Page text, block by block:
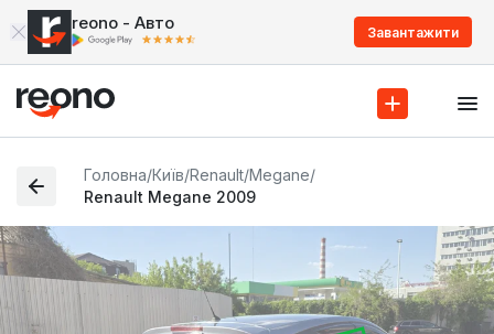
reono - Авто Завантажити
Головна/Київ/Renault/Megane/
Renault Megane 2009